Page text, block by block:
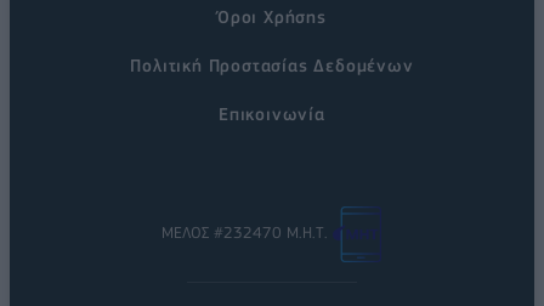
Όροι Χρήσης
Πολιτική Προστασίας Δεδομένων
Επικοινωνία
ΜΕΛΟΣ #232470 Μ.Η.Τ.